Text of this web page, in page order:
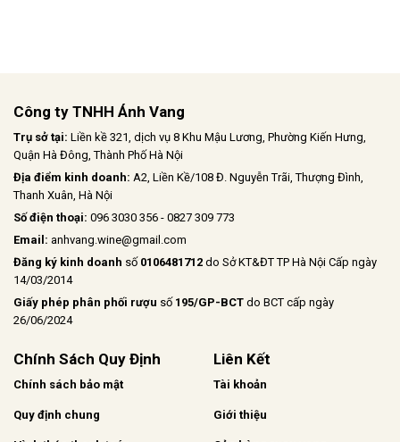
Công ty TNHH Ánh Vang
Trụ sở tại: Liền kề 321, dịch vụ 8 Khu Mậu Lương, Phường Kiến Hưng,
Quận Hà Đông, Thành Phố Hà Nội
Địa điểm kinh doanh: A2, Liền Kề/108 Đ. Nguyễn Trãi, Thượng Đình,
Thanh Xuân, Hà Nội
Số điện thoại: 096 3030 356 - 0827 309 773
Email: anhvang.wine@gmail.com
Đăng ký kinh doanh số 0106481712 do Sở KT&ĐT TP Hà Nội Cấp ngày
14/03/2014
Giấy phép phân phối rượu số 195/GP-BCT do BCT cấp ngày
26/06/2024
Chính Sách Quy Định
Chính sách bảo mật
Quy định chung
Liên Kết
Tài khoản
Giới thiệu